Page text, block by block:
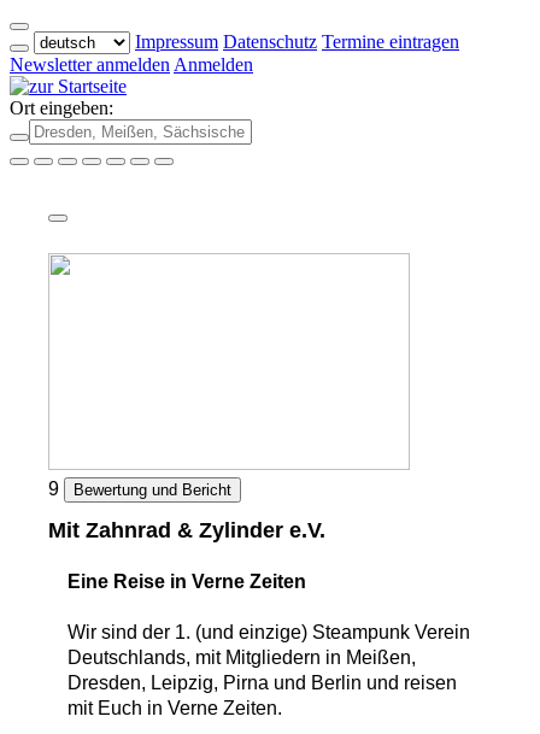
Impressum Datenschutz Termine eintragen
Newsletter anmelden Anmelden
Ort eingeben:
9 Bewertung und Bericht
Mit Zahnrad & Zylinder e.V.
Eine Reise in Verne Zeiten
Wir sind der 1. (und einzige) Steampunk Verein
Deutschlands, mit Mitgliedern in Meißen,
Dresden, Leipzig, Pirna und Berlin und reisen
mit Euch in Verne Zeiten.